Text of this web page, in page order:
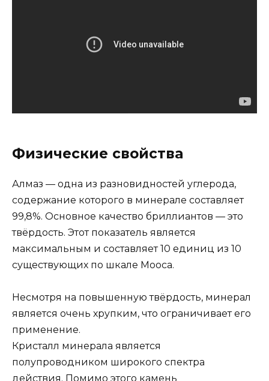
Физические свойства
Алмаз — одна из разновидностей углерода,
содержание которого в минерале составляет
99,8%. Основное качество бриллиантов — это
твёрдость. Этот показатель является
максимальным и составляет 10 единиц из 10
существующих по шкале Мооса.
Несмотря на повышенную твёрдость, минерал
является очень хрупким, что ограничивает его
применение.
Кристалл минерала является
полупроводником широкого спектра
действия. Помимо этого камень